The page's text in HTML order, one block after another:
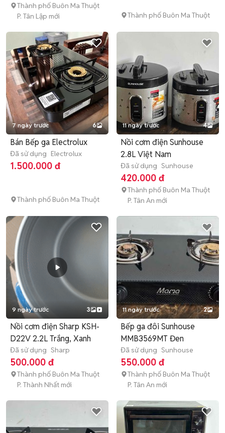
Thành phố Buôn Ma Thuột
P. Tân Lập mới
Thành phố Buôn Ma Thuột
7 ngày trước 6
Bán Bếp ga Electrolux
Đã sử dụng Electrolux
1.500.000 đ
Thành phố Buôn Ma Thuột
11 ngày trước 4
Nồi cơm điện Sunhouse
2.8L Việt Nam
Đã sử dụng Sunhouse
420.000 đ
Thành phố Buôn Ma Thuột
P. Tân An mới
9 ngày trước 3
Nồi cơm điện Sharp KSH-
D22V 2.2L Trắng, Xanh
Đã sử dụng Sharp
500.000 đ
Thành phố Buôn Ma Thuột
P. Thành Nhất mới
11 ngày trước 2
Bếp ga đôi Sunhouse
MMB3569MT Đen
Đã sử dụng Sunhouse
550.000 đ
Thành phố Buôn Ma Thuột
P. Tân An mới